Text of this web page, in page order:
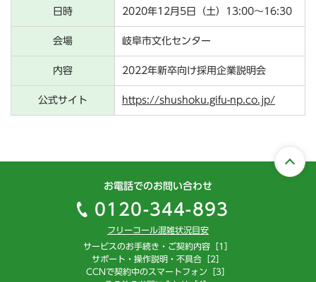
日時 2020年12月5日（土）13:00～16:30
会場 岐阜市文化センター
内容 2022年新卒向け採用企業説明会
公式サイト https://shushoku.gifu-np.co.jp/
お電話でのお問い合わせ
0120-344-893
フリーコール混雑状況目安
サービスのお手続き・ご契約内容［1］
サポート・操作説明・不具合［2］
CCNで契約中のスマートフォン［3］